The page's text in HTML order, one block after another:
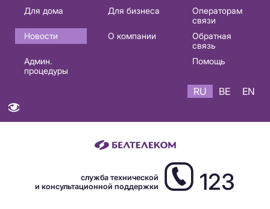
Основная
навигация
RU
Для дома Для бизнеса
Операторам
связи
Новости
О компании
Обратная
связь
Админ.
процедуры
Помощь
RU BE EN
служба технической
и консультационной поддержки
123